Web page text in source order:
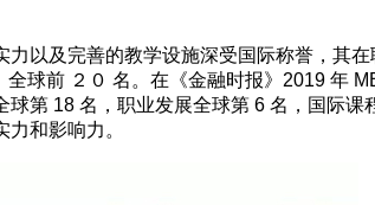
以及完善的教学设施深受国际称誉，其在
球前 ２０ 名。在《金融时报》2019 年
第 18 名，职业发展全球第 6 名，国际课
和影响力。